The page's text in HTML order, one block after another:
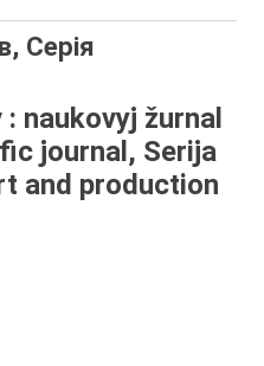
Серія
naukovyj žurnal
journal, Serija
and production